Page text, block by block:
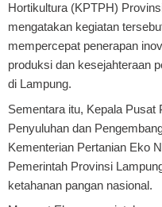
Hortikultura (KPTPH)
mengatakan kegiatan
mempercepat penerapan
produksi dan kesejahteraan
di Lampung.
Sementara itu, Kepala Pusat
Penyuluhan dan
Kementerian Pertanian Eko
Pemerintah Provinsi
ketahanan pangan nasional.